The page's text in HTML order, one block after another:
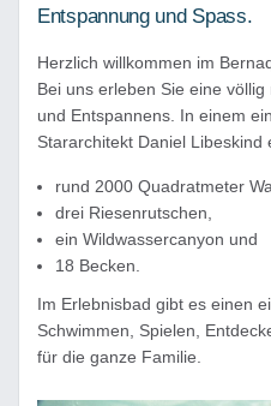
Entspannung und Spass.
Herzlich willkommen im
Bei uns erleben Sie eine
und Entspannens. In einem
Stararchitekt Daniel Libeskind
rund 2000 Quadratmeter
drei Riesenrutschen,
ein Wildwassercanyon und
18 Becken.
Im Erlebnisbad gibt es einen
Schwimmen, Spielen,
für die ganze Familie.